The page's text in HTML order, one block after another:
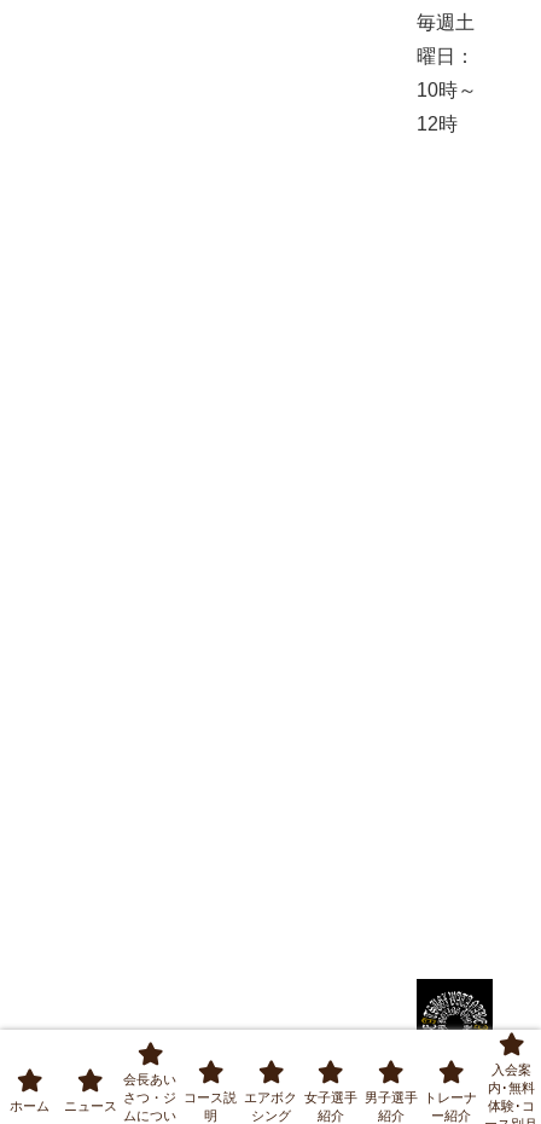
毎週土
曜日：
10時～
12時
ホーム ニュース
会長あい
さつ・ジ
ムについ
コース説
明
エアボク
シング
女子選手
紹介
男子選手
紹介
トレーナ
ー紹介
入会案
内･無料
体験･コ